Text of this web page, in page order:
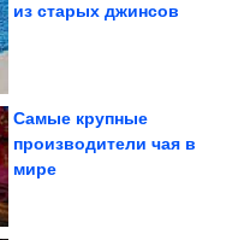
из старых джинсов
Самые крупные
производители чая в
мире